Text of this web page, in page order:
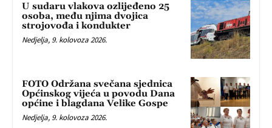
U sudaru vlakova ozlijeđeno 25
osoba, među njima dvojica
strojovođa i kondukter
Nedjelja, 9. kolovoza 2026.
FOTO Održana svečana sjednica
Općinskog vijeća u povodu Dana
općine i blagdana Velike Gospe
Nedjelja, 9. kolovoza 2026.